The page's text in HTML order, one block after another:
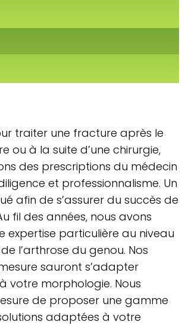
traiter une fracture après le
ou à la suite d’une chirurgie,
des prescriptions du médecin
et professionnalisme. Un
afin de s’assurer du succès de
fil des années, nous avons
expertise particulière au niveau
l’arthrose du genou. Nos
sauront s’adapter
votre morphologie. Nous
de proposer une gamme
adaptées à votre